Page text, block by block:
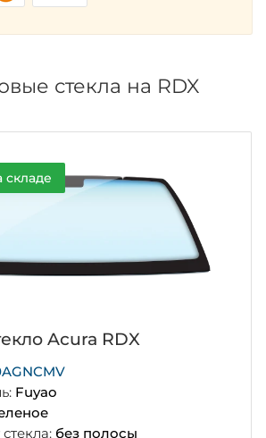
стекла на RDX
Acura RDX
Fuyao
без полосы